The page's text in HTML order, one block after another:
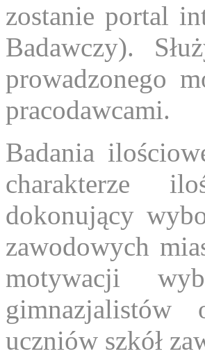
zostanie portal
Badawczy).
prowadzonego
pracodawcami.
Badania
charakterze
dokonujący
zawodowych
motywacji
uczniów szkół